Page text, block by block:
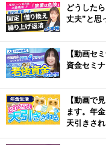
どうした
丈夫”と思
【動画セ
資金セミ
【動画で
ます。年
天引きさ